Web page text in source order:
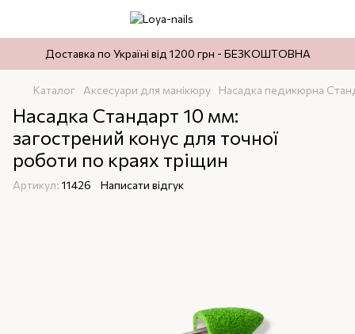
Доставка по Україні від 1200 грн - БЕЗКОШТОВНА
Каталог Аксесуари для манікюру Насадка педикюрна
Насадка Стандарт 10 мм:
загострений конус для точної
роботи по краях тріщин
Артикул: 11426 Написати відгук